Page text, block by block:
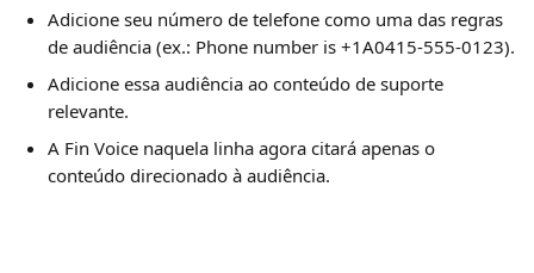
Adicione seu número de telefone como uma das regras
de audiência (ex.: Phone number is +1A0415‑555‑0123).
Adicione essa audiência ao conteúdo de suporte
relevante.
A Fin Voice naquela linha agora citará apenas o
conteúdo direcionado à audiência.